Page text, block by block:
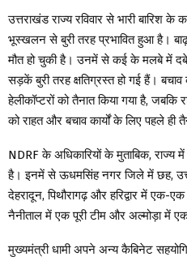
उत्तराखंड राज्य रविवार से भारी
भूस्खलन से बुरी तरह प्रभावित हुआ है।
मौत हो चुकी है। उनमें से कई के मलबे में
सड़कें बुरी तरह क्षतिग्रस्त हो गई हैं। बचाव
हेलीकॉप्टरों को तैनात किया गया है, जबकि
को राहत और बचाव कार्यों के लिए पहले ही
NDRF के अधिकारियों के मुताबिक, राज्य में
है। इनमें से ऊधमसिंह नगर जिले में छह,
देहरादून, पिथौरागढ़ और हरिद्वार में एक-
नैनीताल में एक पूरी टीम और अल्मोड़ा में
मुख्यमंत्री धामी अपने अन्य कैबिनेट